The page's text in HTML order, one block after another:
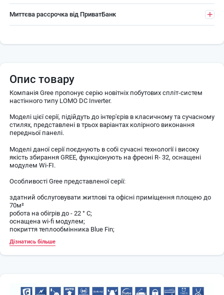
Миттєва рассрочка від ПриватБанк
Опис товару
Компанія Gree пропонує серію новітніх побутових спліт-систем
настінного типу LOMO DC Inverter.
Моделі цієї серії, підійдуть до інтер'єрів в класичному та сучасному
стилях, представлені в трьох варіантах колірного виконання
передньої панелі.
Моделі даної серії поєднують в собі сучасні технології і високу
якість збирання GREE, функціонують на фреоні R- 32, оснащені
модулем Wi-FI.
Особливості Gree представленої серії:
здатний обслуговувати житлові та офісні приміщення площею до
70м²
робота на обігрів до - 22 ° С;
оснащена wi-fi модулем;
покриття теплообмінника Blue Fin;
система самодіагностики і очищення;
рівень шуму варіюється від 24 до 48 dB;
клас енергоефективності A ++;
Після включення кондиціонер автоматично відновлює всі
призначені раніше режими.
Дізнатись більше